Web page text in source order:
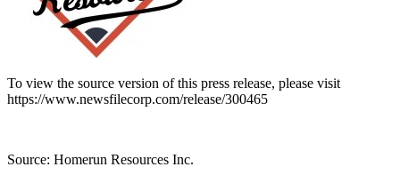
To view the source version of this press release, please visit
https://www.newsfilecorp.com/release/300465
Source: Homerun Resources Inc.